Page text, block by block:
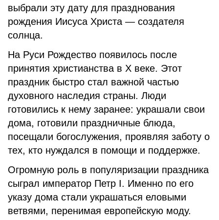
выбрали эту дату для празднования
рождения Иисуса Христа — создателя
солнца.
На Руси Рождество появилось после
принятия христианства в X веке. Этот
праздник быстро стал важной частью
духовного наследия страны. Люди
готовились к нему заранее: украшали свои
дома, готовили праздничные блюда,
посещали богослужения, проявляя заботу о
тех, кто нуждался в помощи и поддержке.
Огромную роль в популяризации праздника
сыграл император Петр I. Именно по его
указу дома стали украшаться еловыми
ветвями, перенимая европейскую моду.